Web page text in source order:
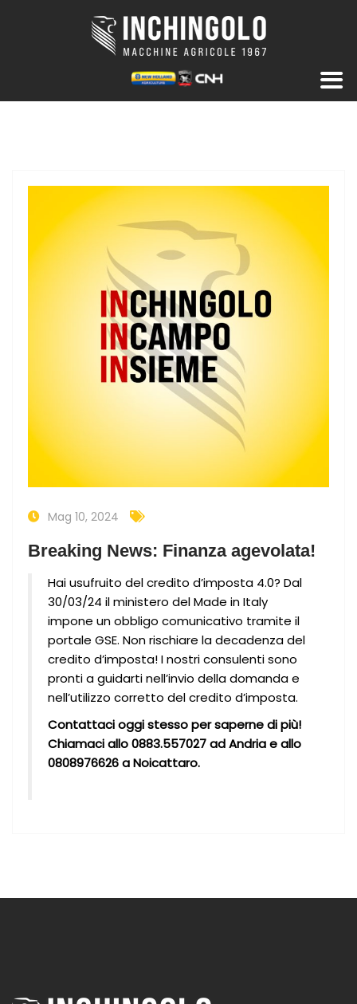
Mag 10, 2024
Breaking News: Finanza agevolata!
Hai usufruito del credito d’imposta 4.0? Dal
30/03/24 il ministero del Made in Italy
impone un obbligo comunicativo tramite il
portale GSE. Non rischiare la decadenza del
credito d’imposta! I nostri consulenti sono
pronti a guidarti nell’invio della domanda e
nell’utilizzo corretto del credito d’imposta.
Contattaci oggi stesso per saperne di più!
Chiamaci allo 0883.557027 ad Andria e allo
0808976626 a Noicattaro.